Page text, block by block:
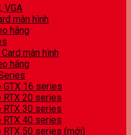
VGA
màn hình
hãng
màn hình
hãng
GTX 16 series
RTX 20 series
RTX 30 series
RTX 40 series
RTX 50 series (mới)